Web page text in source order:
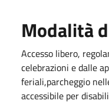
Modalità
Accesso libero,
celebrazioni e dalle
feriali,parcheggio
accessibile per disabili